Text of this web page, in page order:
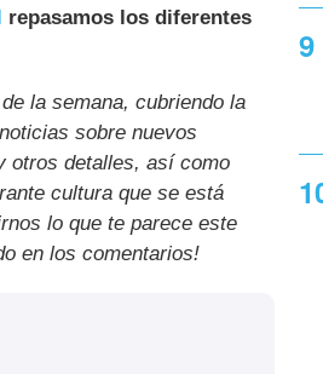
repasamos los diferentes
la semana, cubriendo la
sobre nuevos
otros detalles, así como
cultura que se está
lo que te parece este
en los comentarios!